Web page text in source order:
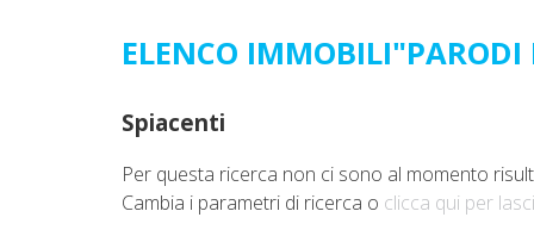
ELENCO IMMOBILI"PARODI
Spiacenti
Per questa ricerca non ci sono al momento
Cambia i parametri di ricerca o clicca qui per